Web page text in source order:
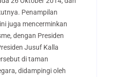
Penampilan
juga mencerminkan
dengan Presiden
Jusuf Kalla
di taman
didampingi oleh